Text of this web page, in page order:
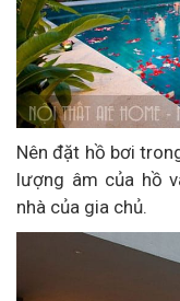
Nên đặt hồ bơi
lượng âm của hồ
nhà của gia chủ.